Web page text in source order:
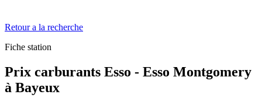
Retour a la recherche
Fiche station
Prix carburants Esso - Esso Montgomery
à Bayeux